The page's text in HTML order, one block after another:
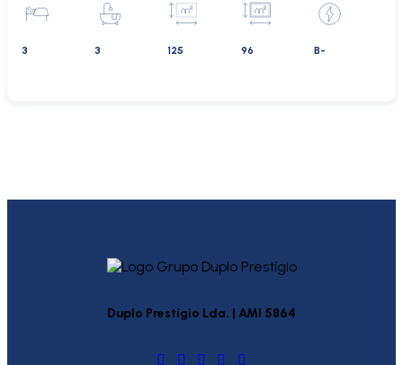
3 3 125 96 B-
Duplo Prestígio Lda. | AMI 5864